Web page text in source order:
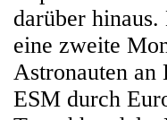
darüber
eine zweite
Astronauten an
ESM durch